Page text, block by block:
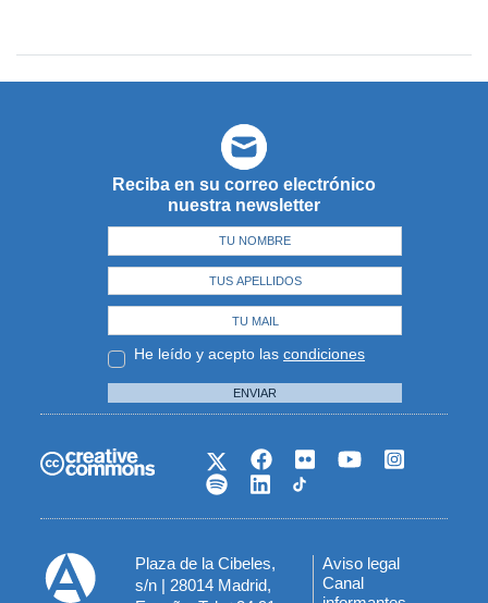
Reciba en su correo electrónico
nuestra newsletter
He leído y acepto las condiciones
ENVIAR
Plaza de la Cibeles,
s/n | 28014 Madrid,
Menú
Aviso legal
Canal